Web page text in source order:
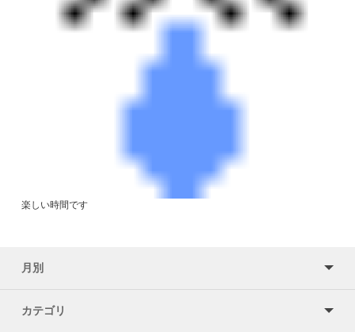
楽しい時間です
月別
カテゴリ